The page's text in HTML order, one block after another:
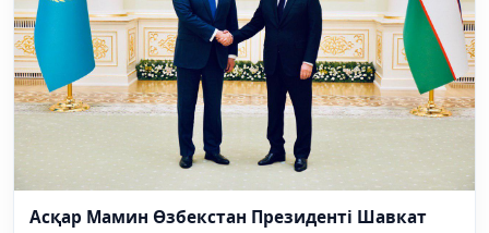
Асқар Мамин Өзбекстан Президенті Шавкат